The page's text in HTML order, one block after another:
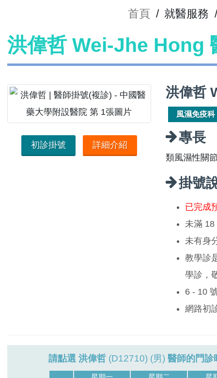
首頁 / 就醫服務 /
洪偉哲 Wei-Jhe Hong
初診掛號 詳細介紹
洪偉哲
風濕免疫科
專長
類風濕性關
掛號
已完成
未滿 18
未有身
教學診
學診，
6 - 10
網路初